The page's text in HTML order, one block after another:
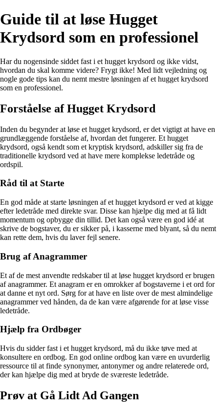
Guide til at løse Hugget
Krydsord som en professionel
Har du nogensinde siddet fast i et hugget krydsord og ikke vidst,
hvordan du skal komme videre? Frygt ikke! Med lidt vejledning og
nogle gode tips kan du nemt mestre løsningen af et hugget krydsord
som en professionel.
Forståelse af Hugget Krydsord
Inden du begynder at løse et hugget krydsord, er det vigtigt at have en
grundlæggende forståelse af, hvordan det fungerer. Et hugget
krydsord, også kendt som et kryptisk krydsord, adskiller sig fra de
traditionelle krydsord ved at have mere komplekse ledetråde og
ordspil.
Råd til at Starte
En god måde at starte løsningen af et hugget krydsord er ved at kigge
efter ledetråde med direkte svar. Disse kan hjælpe dig med at få lidt
momentum og opbygge din tillid. Det kan også være en god idé at
skrive de bogstaver, du er sikker på, i kasserne med blyant, så du nemt
kan rette dem, hvis du laver fejl senere.
Brug af Anagrammer
Et af de mest anvendte redskaber til at løse hugget krydsord er brugen
af anagrammer. Et anagram er en omrokker af bogstaverne i et ord for
at danne et nyt ord. Sørg for at have en liste over de mest almindelige
anagrammer ved hånden, da de kan være afgørende for at løse visse
ledetråde.
Hjælp fra Ordbøger
Hvis du sidder fast i et hugget krydsord, må du ikke tøve med at
konsultere en ordbog. En god online ordbog kan være en uvurderlig
ressource til at finde synonymer, antonymer og andre relaterede ord,
der kan hjælpe dig med at bryde de sværeste ledetråde.
Prøv at Gå Lidt Ad Gangen